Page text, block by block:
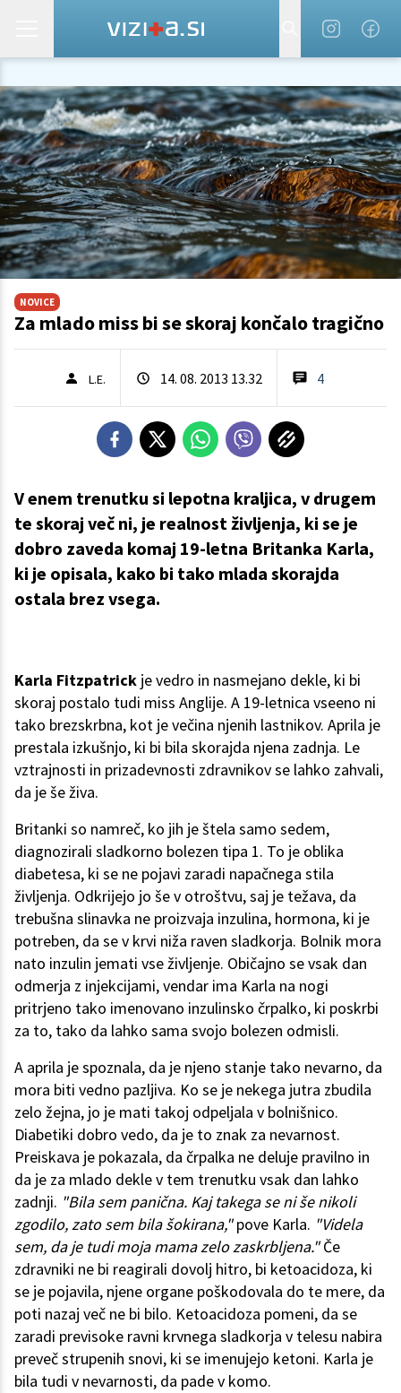
NOVICE
Za mlado miss bi se skoraj končalo tragično
L.E. 14. 08. 2013 13.32 4
V enem trenutku si lepotna kraljica, v drugem
te skoraj več ni, je realnost življenja, ki se je
dobro zaveda komaj 19-letna Britanka Karla,
ki je opisala, kako bi tako mlada skorajda
ostala brez vsega.
Karla Fitzpatrick je vedro in nasmejano dekle, ki bi
skoraj postalo tudi miss Anglije. A 19-letnica vseeno ni
tako brezskrbna, kot je večina njenih lastnikov. Aprila je
prestala izkušnjo, ki bi bila skorajda njena zadnja. Le
vztrajnosti in prizadevnosti zdravnikov se lahko zahvali,
da je še živa.
Britanki so namreč, ko jih je štela samo sedem,
diagnozirali sladkorno bolezen tipa 1. To je oblika
diabetesa, ki se ne pojavi zaradi napačnega stila
življenja. Odkrijejo jo še v otroštvu, saj je težava, da
trebušna slinavka ne proizvaja inzulina, hormona, ki je
potreben, da se v krvi niža raven sladkorja. Bolnik mora
nato inzulin jemati vse življenje. Običajno se vsak dan
odmerja z injekcijami, vendar ima Karla na nogi
pritrjeno tako imenovano inzulinsko črpalko, ki poskrbi
za to, tako da lahko sama svojo bolezen odmisli.
A aprila je spoznala, da je njeno stanje tako nevarno, da
mora biti vedno pazljiva. Ko se je nekega jutra zbudila
zelo žejna, jo je mati takoj odpeljala v bolnišnico.
Diabetiki dobro vedo, da je to znak za nevarnost.
Preiskava je pokazala, da črpalka ne deluje pravilno in
da je za mlado dekle v tem trenutku vsak dan lahko
zadnji. "Bila sem panična. Kaj takega se ni še nikoli
zgodilo, zato sem bila šokirana,"pove Karla. "Videla
sem, da je tudi moja mama zelo zaskrbljena."Če
zdravniki ne bi reagirali dovolj hitro, bi ketoacidoza, ki
se je pojavila, njene organe poškodovala do te mere, da
poti nazaj več ne bi bilo. Ketoacidoza pomeni, da se
zaradi previsoke ravni krvnega sladkorja v telesu nabira
preveč strupenih snovi, ki se imenujejo ketoni. Karla je
bila tudi v nevarnosti, da pade v komo.